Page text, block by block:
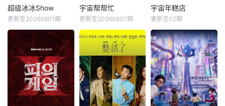
超级冰冰Show
更新至20260801期
宇宙帮帮忙
更新至20260807期
宇宙年糕店
更新至02期